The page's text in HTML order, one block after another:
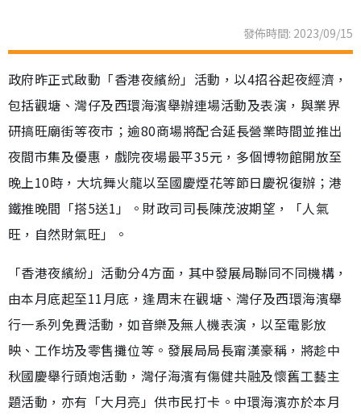
發佈時間: 2023/09/15
政府昨正式啟動「香港夜繽紛」活動，以4招谷起夜經濟，
包括觀塘、灣仔及西環海濱舉辦連場活動及表演，與業界
研搞旺廟街等夜市；逾80商場將配合延長營業時間並推出
夜間市集及優惠，戲院夜場最平35元，多個博物館開放至
晚上10時，大坑舞火龍以至國慶煙花等節日慶祝復辦；港
鐵推晚間「搭5送1」。財政司司長陳茂波期望，「人氣
旺，自然財氣旺」。
「香港夜繽紛」活動分4方面，其中發展局聯同不同機構，
由本月底起至11月底，逢周末在觀塘、灣仔及西環海濱舉
行一系列免費活動，如音樂及無人機表演，以至電影放
映、工作坊及零售攤位等。發展局局長甯漢豪稱，將趁中
秋國慶舉行頭炮活動，灣仔海濱有傷健共融及懷舊工藝主
題活動，亦有「大月亮」供市民打卡。中環海濱亦於本月